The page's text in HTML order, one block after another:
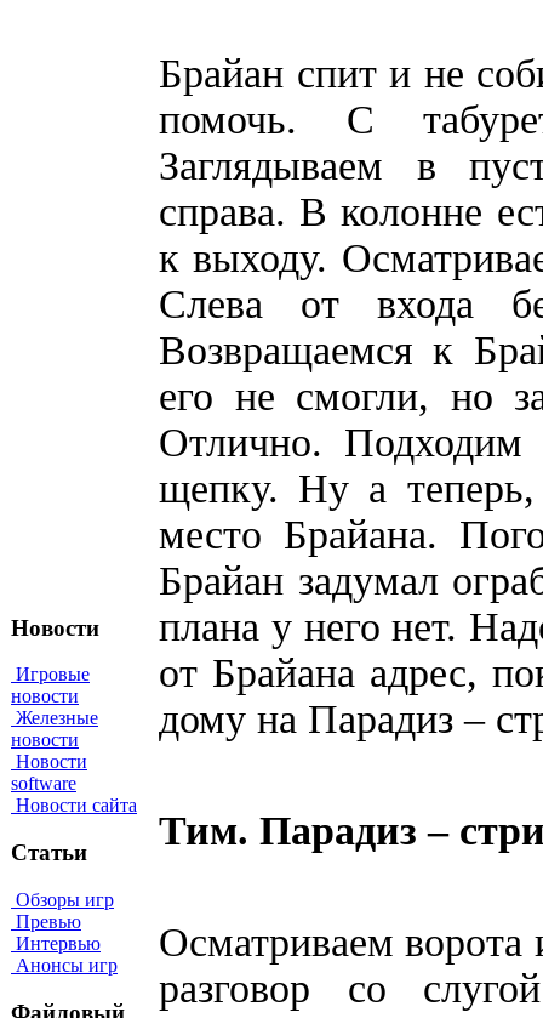
Новости
Игровые
новости
Железные
новости
Новости
software
Новости сайта
Статьи
Обзоры игр
Превью
Интервью
Анонсы игр
Файловый
Брайан спит и не
помочь. С
Заглядываем в
справа. В колонне
к выходу.
Слева от входа
Возвращаемся к
его не смогли, но
Отлично. Подходим
щепку. Ну а
место Брайана.
Брайан задумал
плана у него нет.
от Брайана адрес,
дому на Парадиз –
Тим. Парадиз –
Осматриваем
разговор со